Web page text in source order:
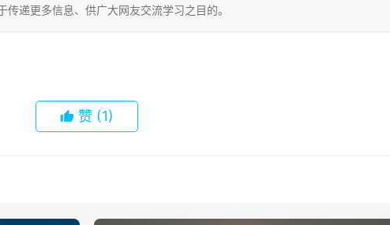
递更多信息、供广大网友交流学习之目的。
赞 (1)